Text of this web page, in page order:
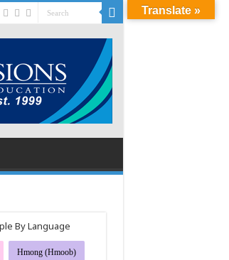
By Language
Hmong (Hmoob)
Translate »